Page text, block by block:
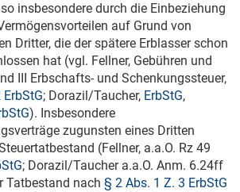
insbesondere durch die Einbeziehung
auf Grund von
Dritter, die der spätere Erblasser schon
hat (vgl. Fellner, Gebühren und
III Erbschafts- und Schenkungssteuer,
; Dorazil/Taucher, ErbStG,
). Insbesondere
zugunsten eines Dritten
(Fellner, a.a.O. Rz 49
; Dorazil/Taucher a.a.O. Anm. 6.24ff
Tatbestand nach § 2 Abs. 1 Z. 3 ErbStG